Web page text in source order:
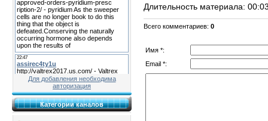
Для добавления необходима
авторизация
Категории каналов
Длительность материала:
Всего комментариев: 0
Имя *:
Email *: